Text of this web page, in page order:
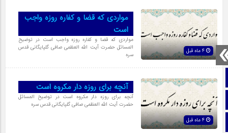
صفحه نخست
تماس با ما
مواردى که قضا و کفاره روزه واجب
است
مواردى که قضا و کفاره روزه واجب است در توضیح
المسائل حضرت آیت الله العظمی صافی گلپایگانی قدس
سره
آنچه براى روزه دار مکروه است
آنچه براى روزه دار مکروه است در توضیح المسائل
حضرت آیت الله العظمی صافی گلپایگانی قدس سره